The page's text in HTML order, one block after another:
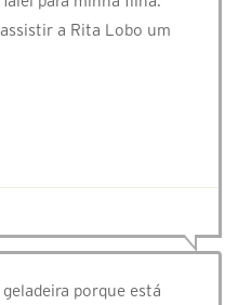
a Rita Lobo um
porque está